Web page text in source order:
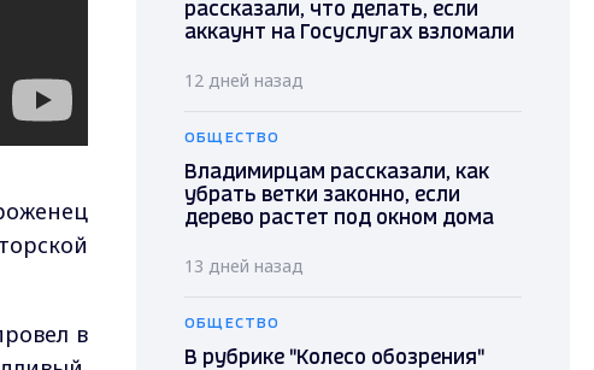
в
рассказали, что делать, если
аккаунт на Госуслугах взломали
12 дней назад
ОБЩЕСТВО
Владимирцам рассказали, как
убрать ветки законно, если
дерево растет под окном дома
13 дней назад
ОБЩЕСТВО
В рубрике "Колесо обозрения"